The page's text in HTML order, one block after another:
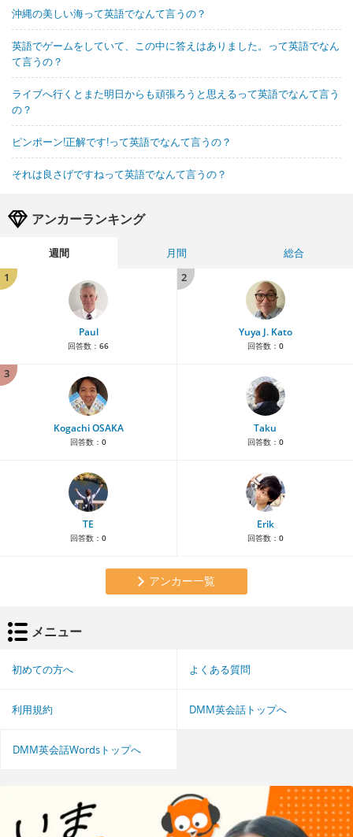
沖縄の美しい海って英語でなんて言うの？
英語でゲームをしていて、この中に答えはありました。って英語でなん
て言うの？
ライブへ行くとまた明日からも頑張ろうと思えるって英語でなんて言う
の？
ピンポーン!正解です!って英語でなんて言うの？
それは良さげですねって英語でなんて言うの？
アンカーランキング
週間 月間
総合
1
Paul
回答数： 66
2
Yuya J. Kato
回答数： 0
3
Kogachi OSAKA
回答数： 0
Taku
回答数： 0
TE
回答数： 0
Erik
回答数： 0
アンカー一覧
メニュー
初めての方へ よくある質問
利用規約 DMM英会話トップへ
DMM英会話Wordsトップへ